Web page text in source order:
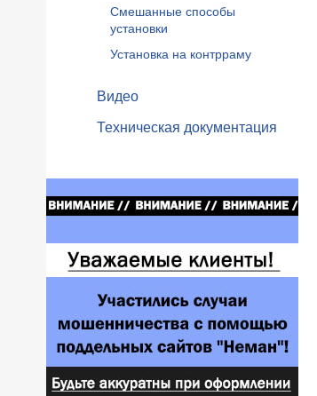
Смешанные способы
установки
Установка на контрраму
Видео
Техническая документация